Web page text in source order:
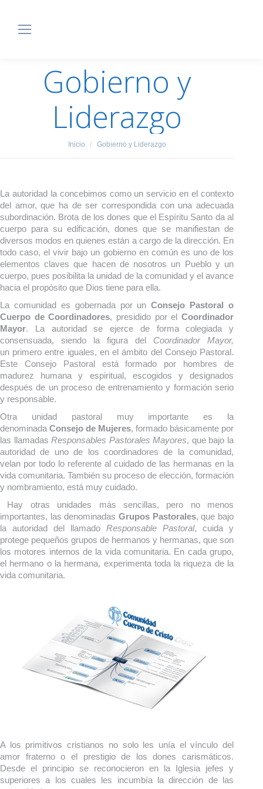
Gobierno y
Liderazgo
Estás aquí:
Inicio Gobierno y Liderazgo
La autoridad la concebimos como un servicio en el contexto
del amor, que ha de ser correspondida con una adecuada
subordinación. Brota de los dones que el Espíritu Santo da al
cuerpo para su edificación, dones que se manifiestan de
diversos modos en quienes están a cargo de la dirección. En
todo caso, el vivir bajo un gobierno en común es uno de los
elementos claves que hacen de nosotros un Pueblo y un
cuerpo, pues posibilita la unidad de la comunidad y el avance
hacia el propósito que Dios tiene para ella.
La comunidad es gobernada por unConsejo Pastoral o
Cuerpo de Coordinadores, presidido por elCoordinador
Mayor. La autoridad se ejerce de forma colegiada y
consensuada, siendo la figura del Coordinador Mayor,
un primero entre iguales, en el ámbito del Consejo Pastoral.
Este Consejo Pastoral está formado por hombres de
madurez humana y espiritual, escogidos y designados
después de un proceso de entrenamiento y formación serio
y responsable.
Otra unidad pastoral muy importante es la
denominada Consejo de Mujeres, formado básicamente por
las llamadasResponsables Pastorales Mayores, que bajo la
autoridad de uno de los coordinadores de la comunidad,
velan por todo lo referente al cuidado de las hermanas en la
vida comunitaria. También su proceso de elección, formación
y nombramiento, está muy cuidado.
Hay otras unidades más sencillas, pero no menos
importantes, las denominadas Grupos Pastorales, que bajo
la autoridad del llamado Responsable Pastoral, cuida y
protege pequeños grupos de hermanos y hermanas, que son
los motores internos de la vida comunitaria. En cada grupo,
el hermano o la hermana, experimenta toda la riqueza de la
vida comunitaria.
A los primitivos cristianos no solo les unía el vínculo del
amor fraterno o el prestigio de los dones carismáticos.
Desde el principio se reconocieron en la Iglesia jefes y
superiores a los cuales les incumbía la dirección de las